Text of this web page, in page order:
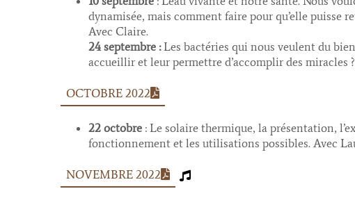
dynamisée, mais comment faire pour qu’elle puisse
Avec Claire.
24 septembre :Les bactéries qui nous veulent du
accueillir et leur permettre d’accomplir des miracles
OCTOBRE 2022
22 octobre : Le solaire thermique, la présentation,
fonctionnement et les utilisations possibles. Avec
NOVEMBRE 2022